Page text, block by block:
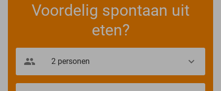
Voordelig spontaan uit
eten?